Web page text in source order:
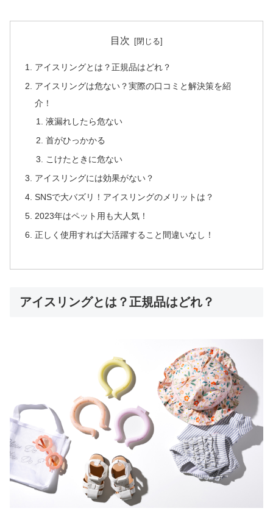
目次
アイスリングとは？正規品はどれ？
アイスリングは危ない？実際の口コミと解決策を紹
介！
液漏れしたら危ない
首がひっかかる
こけたときに危ない
アイスリングには効果がない？
SNSで大バズリ！アイスリングのメリットは？
2023年はペット用も大人気！
正しく使用すれば大活躍すること間違いなし！
アイスリングとは？正規品はどれ？